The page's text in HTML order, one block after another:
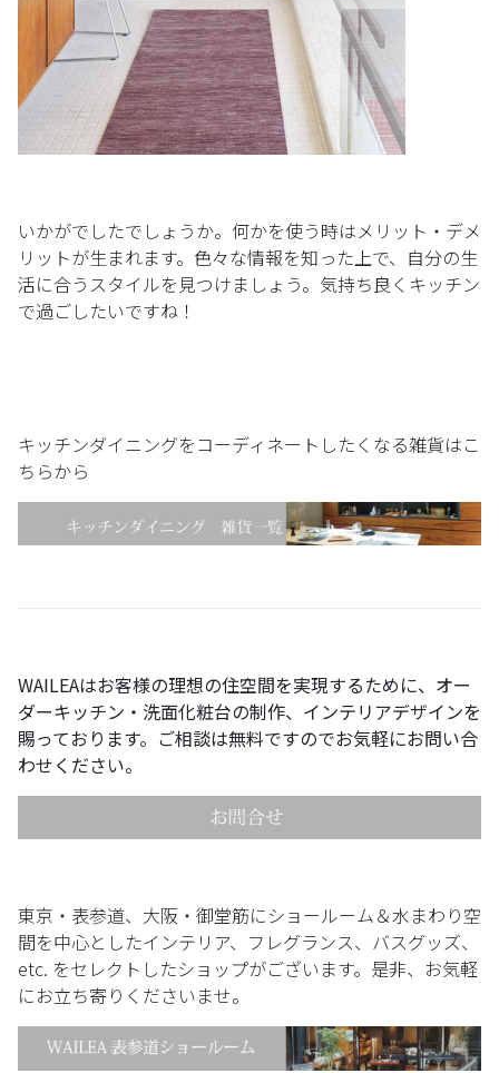
いかがでしたでしょうか。何かを使う時はメリット・デメ
リットが生まれます。色々な情報を知った上で、自分の生
活に合うスタイルを見つけましょう。気持ち良くキッチン
で過ごしたいですね！
キッチンダイニングをコーディネートしたくなる雑貨はこ
ちらから
WAILEAはお客様の理想の住空間を実現するために、オー
ダーキッチン・洗面化粧台の制作、インテリアデザインを
賜っております。ご相談は無料ですのでお気軽にお問い合
わせください。
東京・表参道、大阪・御堂筋にショールーム＆水まわり空
間を中心としたインテリア、フレグランス、バスグッズ、
etc. をセレクトしたショップがございます。是非、お気軽
にお立ち寄りくださいませ。